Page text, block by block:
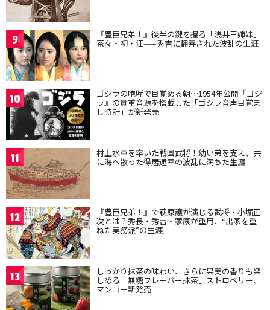
9 『豊臣兄弟！』後半の鍵を握る「浅井三姉妹」
茶々・初・江——秀吉に翻弄された波乱の生涯
10 ゴジラの咆哮で目覚める朝…1954年公開『ゴジ
ラ』の貴重音源を搭載した「ゴジラ音声目覚ま
し時計」が新発売
11 村上水軍を率いた戦国武将！幼い弟を支え、共
に海へ散った得居通幸の波乱に満ちた生涯
12 『豊臣兄弟！』で萩原護が演じる武将・小堀正
次とは？秀長・秀吉・家康が重用、“出家を重
ねた実務派”の生涯
13 しっかり抹茶の味わい、さらに果実の香りも楽
しめる「無糖フレーバー抹茶」ストロベリー、
マンゴー新発売